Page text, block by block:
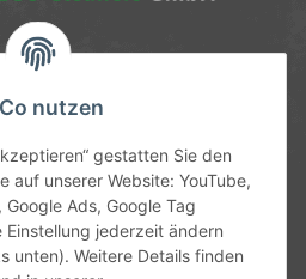
nutzen
gestatten Sie den
auf unserer Website: YouTube,
Ads, Google Tag
Einstellung jederzeit ändern
unten). Weitere Details finden
17:00 Uhr
11-13